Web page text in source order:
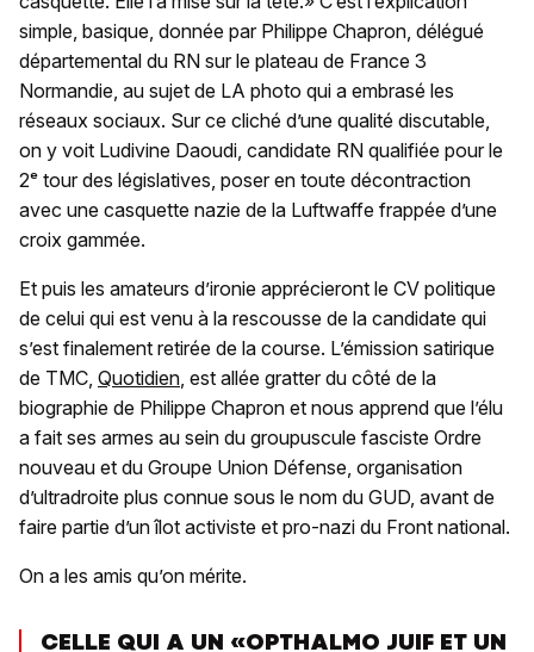
simple, basique, donnée par Philippe Chapron, délégué
départemental du RN sur le plateau de France 3
Normandie, au sujet de LA photo qui a embrasé les
réseaux sociaux. Sur ce cliché d’une qualité discutable,
on y voit Ludivine Daoudi, candidate RN qualifiée pour le
2ᵉ tour des législatives, poser en toute décontraction
avec une casquette nazie de la Luftwaffe frappée d’une
croix gammée.
Et puis les amateurs d’ironie apprécieront le CV politique
de celui qui est venu à la rescousse de la candidate qui
s’est finalement retirée de la course. L’émission satirique
de TMC, Quotidien , est allée gratter du côté de la
biographie de Philippe Chapron et nous apprend que l’élu
a fait ses armes au sein du groupuscule fasciste Ordre
nouveau et du Groupe Union Défense, organisation
d’ultradroite plus connue sous le nom du GUD, avant de
faire partie d’un îlot activiste et pro-nazi du Front national.
On a les amis qu’on mérite.
CELLE QUI A UN «OPTHALMO JUIF ET UN